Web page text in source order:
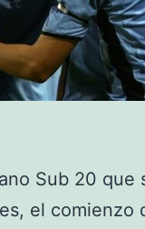
Sub 20 que
el comienzo